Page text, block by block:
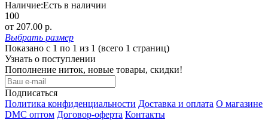
Наличие:Есть в наличии
100
от 207.00 р.
Выбрать размер
Показано с 1 по 1 из 1 (всего 1 страниц)
Узнать о поступлении
Пополнение ниток, новые товары, скидки!
Подписаться
Политика конфиденциальности Доставка и оплата О магазине
DMC оптом Договор-оферта Контакты